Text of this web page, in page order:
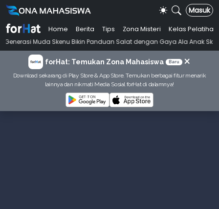
Masuk
Home Berita Tips Zona Misteri
Kelas Pelatihan
Skenu Bikin Panduan Salat dengan Gaya Ala Anak Skena •
forHat: Temukan Zona Mahasiswa Baru ×
Download sekarang di Play Store & App Store. Temukan berbagai fitur menarik
lainnya dan nikmati Media Sosial forHat di dalamnya!